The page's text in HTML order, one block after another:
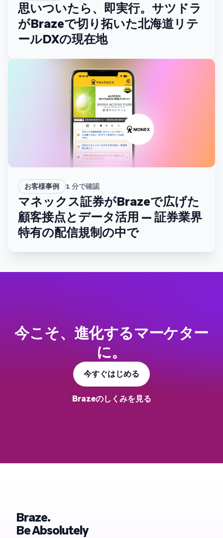
思いついたら、即実行。サツドラ
がBrazeで切り拓いた北海道リテ
ールDXの現在地
お客様事例 1 分で確認
マネックス証券がBrazeで広げた
顧客接点とデータ活用 — 証券業界
特有の配信規制の中で
今こそ、進化するマーケター
に。
今すぐはじめる
Brazeのしくみを見る
Braze.
Be Absolutely